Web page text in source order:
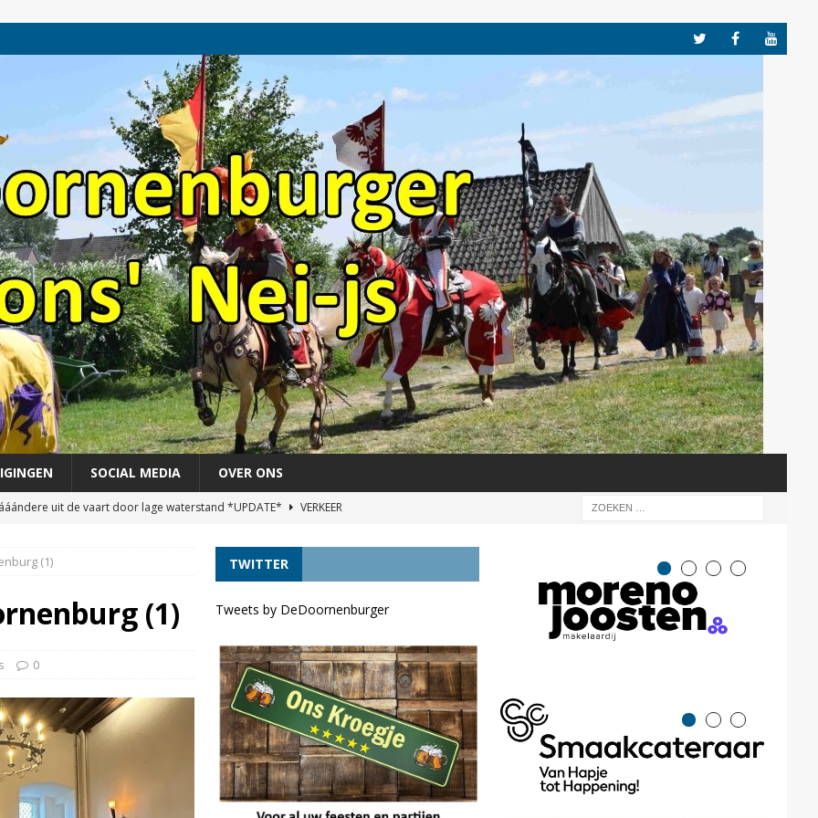
SOCIAL MEDIA OVER ONS
uit de vaart door lage waterstand *UPDATE*
VERKEER
uit de vaart door lage waterstand
VERKEER
op zondag 30 augustus
(1)
(1)
0
TWITTER
Tweets by DeDoornenburger